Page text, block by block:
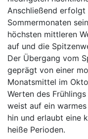
Anschließend
Sommermonaten
höchsten mittleren
auf und die
Der Übergang vom
geprägt von einer
Monatsmittel im
Werten des
weist auf ein
hin und erlaubt eine
heiße Perioden.